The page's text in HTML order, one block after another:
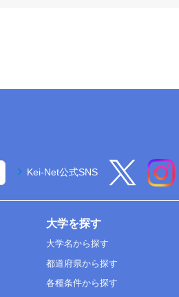
Kei-Net公式SNS
大学を探す
大学名から探す
都道府県から探す
各種条件から探す